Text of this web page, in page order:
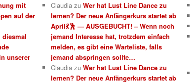
mit
auf der
diesmal
unserer
Claudiazu Wer hat Lust Line Dance zu
lernen? Der neue Anfängerkurs startet ab
April💃🕺 — AUSGEBUCHT! – Wenn noch
jemand Interesse hat, trotzdem einfach
melden, es gibt eine Warteliste, falls
jemand abspringen sollte…
Claudiazu Wer hat Lust Line Dance zu
lernen? Der neue Anfängerkurs startet ab